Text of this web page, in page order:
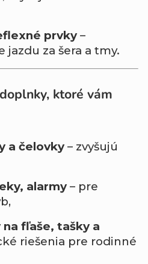
prvky–
jazdu za šera a tmy.
ktoré vám
a čelovky– zvyšujú
alarmy– pre
na fľaše, tašky a
riešenia pre rodinné